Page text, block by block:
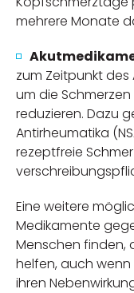
mehrere Monate
zum Zeitpunkt
um die
reduzieren. Dazu
Antirheumatika
rezeptfreie
Eine weitere
Medikamente
Menschen finden,
helfen, auch wenn
ihren